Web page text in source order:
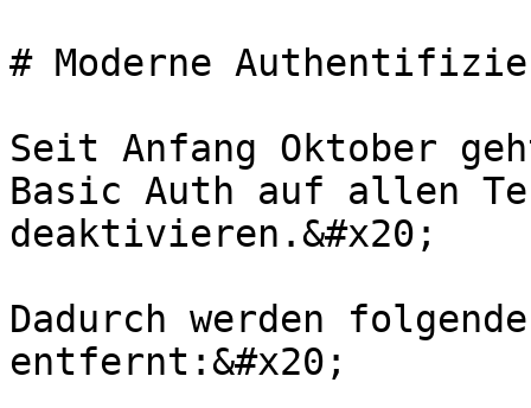
# Moderne
Seit Anfang Oktober
Basic Auth auf allen
deaktivieren.&#x20;
Dadurch werden
entfernt:&#x20;